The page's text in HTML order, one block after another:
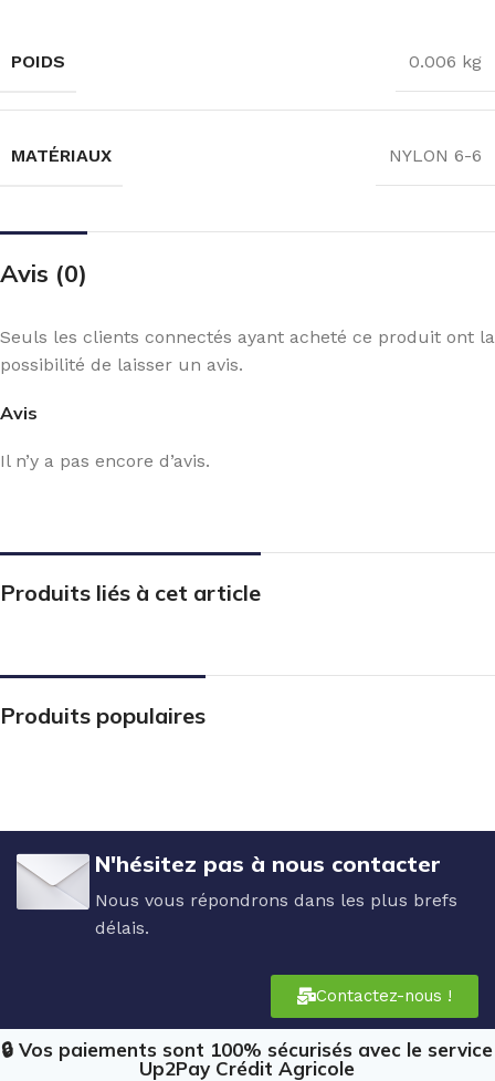
POIDS 0.006 kg
MATÉRIAUX NYLON 6-6
Avis (0)
Avis
Il n’y a pas encore d’avis.
Seuls les clients connectés ayant acheté ce produit ont la
possibilité de laisser un avis.
Produits liés à cet article
Produits populaires
N'hésitez pas à nous contacter
Nous vous répondrons dans les plus brefs
délais.
Contactez-nous !
🔒 Vos paiements sont 100% sécurisés avec le service
Up2Pay Crédit Agricole